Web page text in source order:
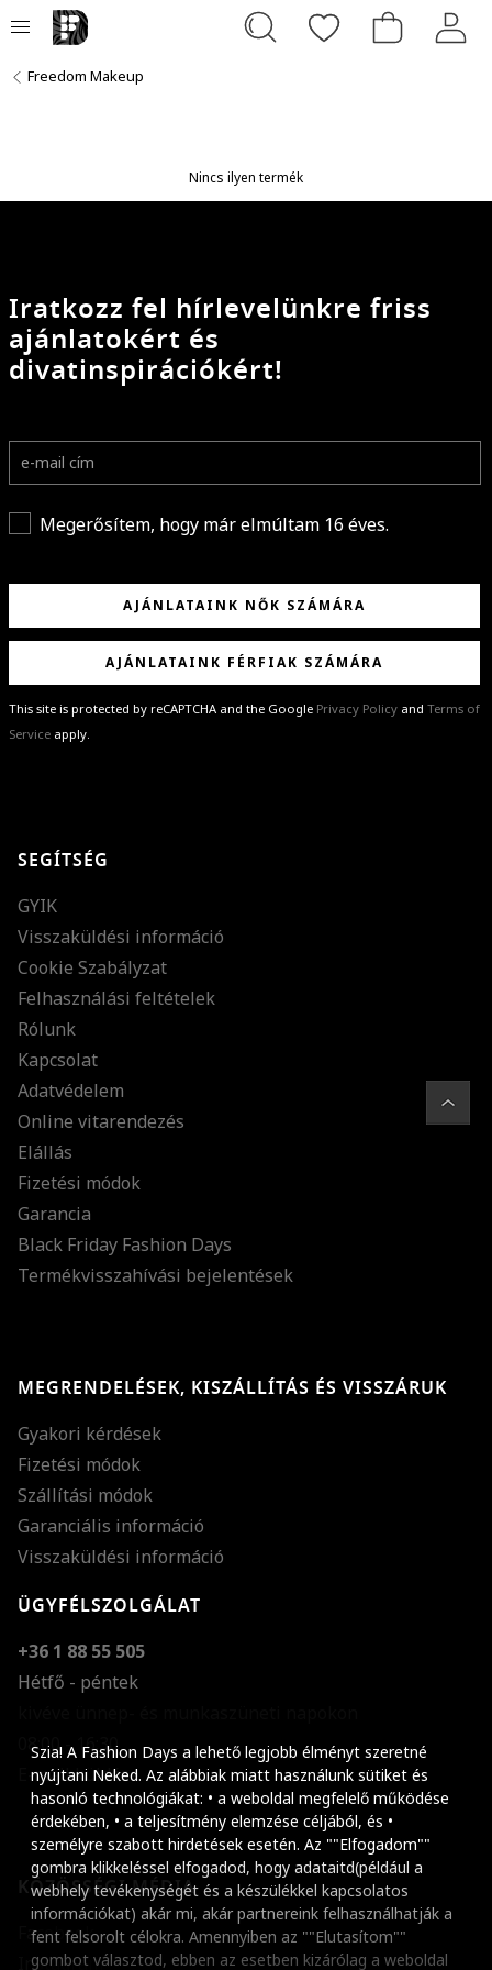
Szia! A Fashion Days a lehető legjobb élményt szeretné
nyújtani Neked. Az alábbiak miatt használunk sütiket és
hasonló technológiákat: • a weboldal megfelelő működése
érdekében, • a teljesítmény elemzése céljából, és •
személyre szabott hirdetések esetén. Az ""Elfogadom""
gombra klikkeléssel elfogadod, hogy adataitd(például a
webhely tevékenységét és a készülékkel kapcsolatos
információkat) akár mi, akár partnereink felhasználhatják a
fent felsorolt célokra. Amennyiben az ""Elutasítom""
gombot választod, ebben az esetben kizárólag a weboldal
Freedom Makeup
Nincs ilyen termék
Iratkozz fel hírlevelünkre friss
ajánlatokért és
divatinspirációkért!
Megerősítem, hogy már elmúltam 16 éves.
AJÁNLATAINK NŐK SZÁMÁRA
AJÁNLATAINK FÉRFIAK SZÁMÁRA
This site is protected by reCAPTCHA and the Google Privacy Policy and Terms of
Service apply.
különleges ajánlatainkat és stílustippjeinket!
SEGÍTSÉG
GYIK
Visszaküldési információ
Cookie Szabályzat
Felhasználási feltételek
Rólunk
Kapcsolat
Adatvédelem
Online vitarendezés
Elállás
Fizetési módok
Garancia
Black Friday Fashion Days
Termékvisszahívási bejelentések
MEGRENDELÉSEK, KISZÁLLÍTÁS ÉS VISSZÁRUK
Gyakori kérdések
Fizetési módok
Szállítási módok
Garanciális információ
Visszaküldési információ
ÜGYFÉLSZOLGÁLAT
+36 1 88 55 505
Hétfő - péntek
08:00 - 16:30
E-mail küldése
KÖZÖSSÉGI MÉDIA
Facebook
Instagram
Szöveg méretének
Szóköz növelése
Szóköz csökkentése
Sortávolság
Sortávolság